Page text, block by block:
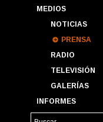
MEDIOS
NOTICIAS
PRENSA
RADIO
TELEVISIÓN
GALERÍAS
INFORMES